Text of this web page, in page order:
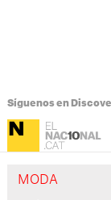
Síguenos en
MODA